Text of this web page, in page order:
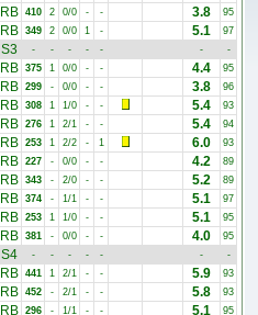
RB 410 2 0/0 - - 3.8
95
RB 349 2 0/0 1 - 5.1
97
S3 - - - - - -
-
RB 375 1 0/0 - - 4.4
95
RB 299 - 0/0 - - 3.8
96
RB 308 1 1/0 - - 5.4
93
RB 276 1 2/1 - - 5.4
94
RB 253 1 2/2 - 1 6.0
93
RB 227 - 0/0 - - 4.2
89
RB 343 - 2/0 - - 5.2
89
RB 374 - 1/1 - - 5.1
97
RB 253 1 1/0 - - 5.1
95
RB 381 - 0/0 - - 4.0
95
S4 - - - - - -
-
RB 441 1 2/1 - - 5.9
93
RB 452 - 2/1 - - 5.8
93
RB 296 - 1/1 - - 5.1
95